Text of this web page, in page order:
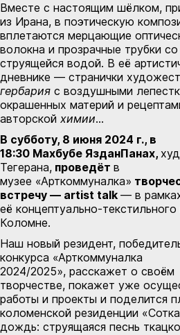
Вместе с настоящим шёлком,
из Ирана, в поэтическую
вплетаются мерцающие
волокна и прозрачные трубки со
струящейся водой. В её
дневнике — странички
гербария с воздушными
окрашенных материй и
авторской химии…
В субботу, 8 июня 2024 г., в
18:30 Махбубе ЯзданПанах,
Тегерана, проведёт в
музее «Арткоммуналка»
встречу — artist talk — в
её концептуально-текстильного
Коломне.
Наш новый резидент,
конкурса «Арткоммуналка
2024/2025», расскажет о своём
творчестве, покажет уже
работы и проекты и поделится
коломенской резиденции
дождь: струящаяся песнь